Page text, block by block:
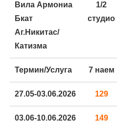
Вила Армониа
Бкат
Аг.Никитас/
Катизма
1/2
студио
Термин/Услуга 7 наем
27.05-03.06.2026 129
03.06-10.06.2026 149